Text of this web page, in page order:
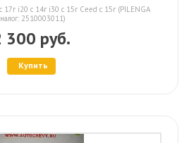
i20 c 14г i30 с 15г Ceed с 15г (PILENGA
2510003011)
300 руб.
Купить